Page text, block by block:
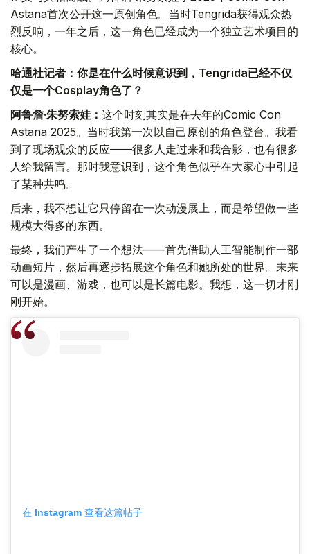
Astana首次公开这一原创角色。当时Tengrida获得观众热
烈反响，一年之后，这一角色已经成为一个独立艺术项目的
核心。
哈通社记者：你是在什么时候意识到，Tengrida已经不仅
仅是一个Cosplay角色了？
阿鲁詹·朱努索娃： 这个时刻其实是在去年的Comic Con
Astana 2025。当时我第一次以自己原创的角色登台。我看
到了现场观众的反应——很多人走过来和我合影，也有很多
人给我留言。那时我意识到，这个角色似乎在大家心中引起
了某种共鸣。
后来，我不想让它只停留在一次动漫展上，而是希望做一些
规模大得多的东西。
最终，我们产生了一个想法——首先借助人工智能制作一部
动画短片，然后再逐步拓展这个角色和她所处的世界。未来
可以是漫画、游戏，也可以是长篇电影。我想，这一切才刚
刚开始。
在 Instagram 查看这篇帖子